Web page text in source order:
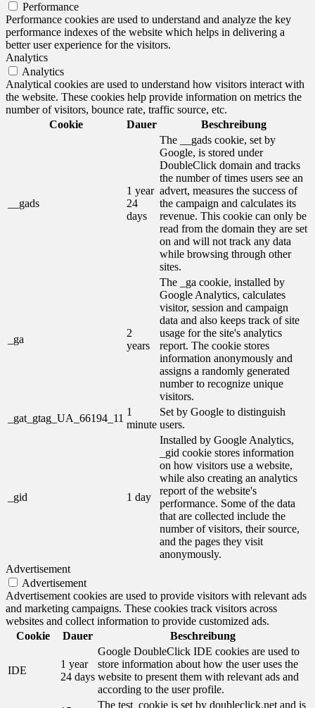
Performance
Performance cookies are used to understand and analyze the key
performance indexes of the website which helps in delivering a
better user experience for the visitors.
Analytics
Analytics
Analytical cookies are used to understand how visitors interact with
the website. These cookies help provide information on metrics the
number of visitors, bounce rate, traffic source, etc.
Cookie
Dauer Beschreibung
__gads
1 year
24
days
The __gads cookie, set by
Google, is stored under
DoubleClick domain and tracks
the number of times users see an
advert, measures the success of
the campaign and calculates its
revenue. This cookie can only be
read from the domain they are set
on and will not track any data
while browsing through other
sites.
_ga
2
years
The _ga cookie, installed by
Google Analytics, calculates
visitor, session and campaign
data and also keeps track of site
usage for the site's analytics
report. The cookie stores
information anonymously and
assigns a randomly generated
number to recognize unique
visitors.
_gat_gtag_UA_66194_11
1
minute
Set by Google to distinguish
users.
_gid 1 day
Installed by Google Analytics,
_gid cookie stores information
on how visitors use a website,
while also creating an analytics
report of the website's
performance. Some of the data
that are collected include the
number of visitors, their source,
and the pages they visit
anonymously.
Advertisement
Advertisement
Advertisement cookies are used to provide visitors with relevant ads
and marketing campaigns. These cookies track visitors across
websites and collect information to provide customized ads.
Cookie
Dauer Beschreibung
IDE
1 year
24 days
Google DoubleClick IDE cookies are used to
store information about how the user uses the
website to present them with relevant ads and
according to the user profile.
The test_cookie is set by doubleclick.net and is